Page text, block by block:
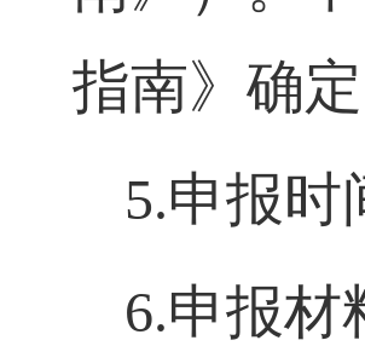
指南》确
5.申报时
6.申报材